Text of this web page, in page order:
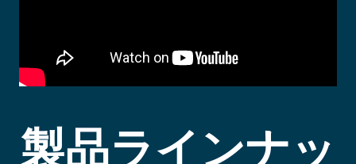
製品ラインナッ